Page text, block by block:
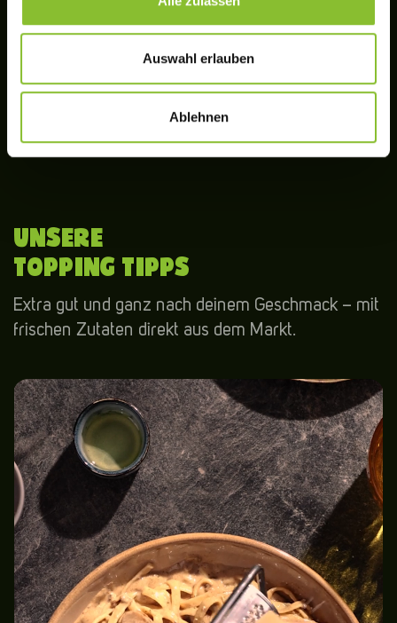
Auswahl erlauben
Ablehnen
Danach nur noch auf deinem Lieblingsteller
anrichten und genießen.
variieren.
UNSERE
TOPPING TIPPS
Extra gut und ganz nach deinem Geschmack – mit
frischen Zutaten direkt aus dem Markt.